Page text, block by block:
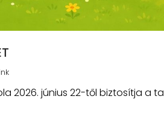
2026. június 22-től biztosítja a